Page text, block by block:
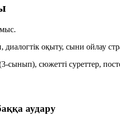
диалогтік оқыту, сыни ойлау
сынып), сюжетті суреттер,
аудару